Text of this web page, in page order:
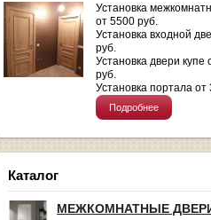
Установка
от 5500 руб.
Установка входной
руб.
Установка двери купе
руб.
Установка портала от
Подробнее
Каталог
МЕЖКОМНАТНЫЕ